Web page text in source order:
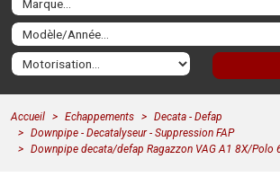
Accueil Echappements
Decata - Defap
Downpipe - Decatalyseur - Suppression FAP
Downpipe decata/defap Ragazzon VAG A1 8X/Polo